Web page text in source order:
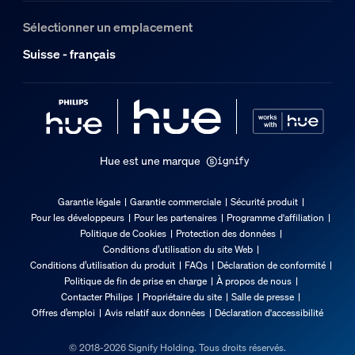
Température de fonctionnement
-20 °C à 45 °C
Gradable avec l'application et la télécommande Hue
Caractéristiques lumineuses
Indice de rendu de couleur (IRC)
Quelle est la portée d'une
Sélectionner un emplacement
Suisse - français
Hue est une marque
Garantie légale Garantie commerciale
Sécurité produit
Pour les développeurs
Pour les partenaires
Programme d'affiliation
Politique de Cookies
Protection des données
Conditions d’utilisation du site Web
Conditions d’utilisation du produit
FAQs
Déclaration de conformité
Politique de fin de prise en charge
À propos de nous
Contacter Philips
Propriétaire du site
Salle de presse
Offres d’emploi
Avis relatif aux données Déclaration d'accessibilité
© 2018-2026 Signify Holding. Tous droits réservés.